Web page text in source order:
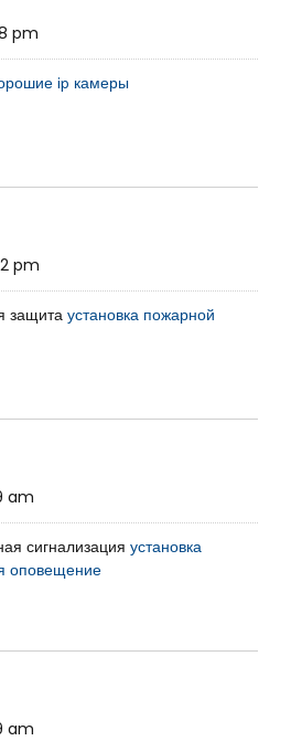
pm
ip камеры
pm
защита установка пожарной
am
сигнализация установка
оповещение
am